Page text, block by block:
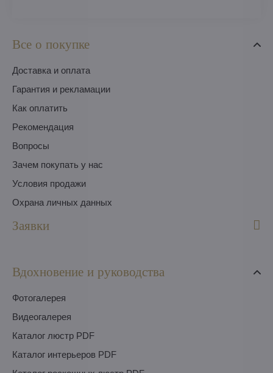
Все о покупке
Доставка и оплата
Гарантия и рекламации
Как оплатить
Pекомендация
Вопросы
Зачем покупать у нас
Условия продажи
Охрана личных данных
Заявки
Вдохновение и руководства
Фотогалерея
Видеогалерея
Каталог люстр PDF
Каталог интерьеров PDF